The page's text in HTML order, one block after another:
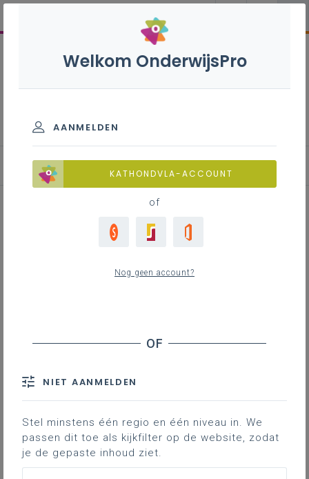
Basisinformatie
Op zoek naar leerplandoelgerichte voorbeelden
en toepassingen?
Hieronder vind je filmpjes waarin de opbouw
van het leerplan, de leerplandoelen per
rubriek en basisgeletterdheid wordt
Welkom OnderwijsPro
AANMELDEN
KATHONDVLA-ACCOUNT
of
Nog geen account?
NIET AANMELDEN
Stel minstens één regio en één niveau in. We
passen dit toe als kijkfilter op de website, zodat
je de gepaste inhoud ziet.